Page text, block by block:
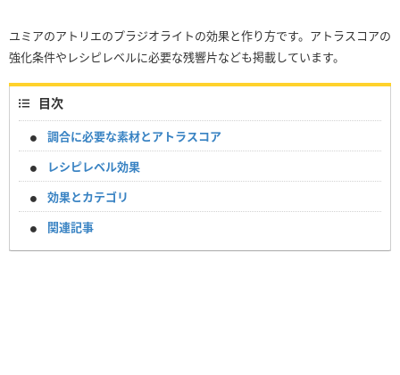
ユミアのアトリエのプラジオライトの効果と作り方です。アトラスコアの
強化条件やレシピレベルに必要な残響片なども掲載しています。
目次
調合に必要な素材とアトラスコア
レシピレベル効果
効果とカテゴリ
関連記事